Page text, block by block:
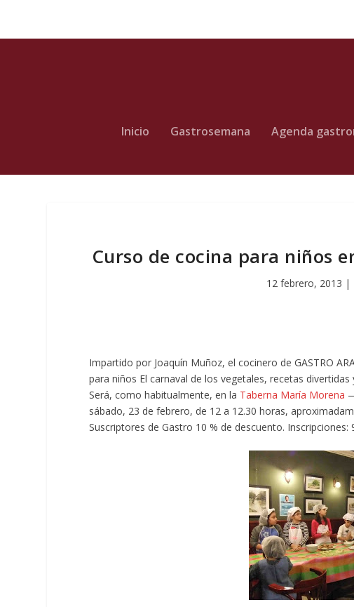
Inicio Gastrosemana Agenda
Curso de cocina para niños
12 febrero, 2013 |
Impartido por Joaquín Muñoz, el cocinero de GASTRO
para niños El carnaval de los vegetales, recetas divertidas
Será, como habitualmente, en la Taberna María Morena
sábado, 23 de febrero, de 12 a 12.30 horas,
Suscriptores de Gastro 10 % de descuento.